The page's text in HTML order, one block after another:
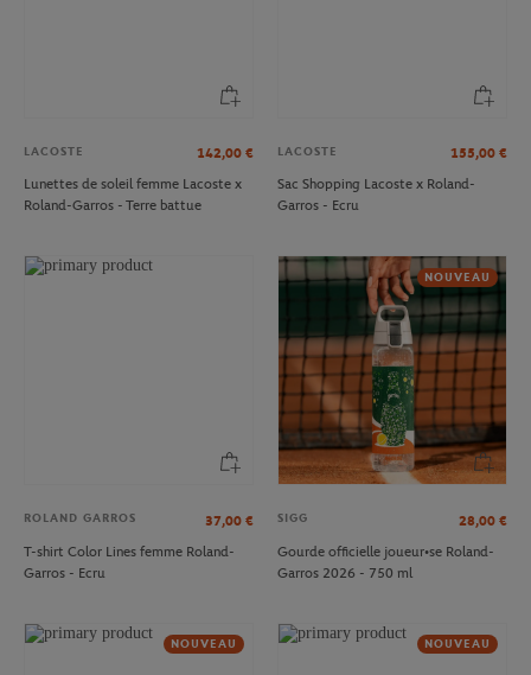
LACOSTE 142,00 €
Lunettes de soleil femme Lacoste x
Roland-Garros - Terre battue
LACOSTE 155,00 €
Sac Shopping Lacoste x Roland-
Garros - Ecru
ROLAND GARROS 37,00 €
T-shirt Color Lines femme Roland-
Garros - Ecru
NOUVEAU
SIGG 28,00 €
Gourde officielle joueur•se Roland-
Garros 2026 - 750 ml
NOUVEAU NOUVEAU